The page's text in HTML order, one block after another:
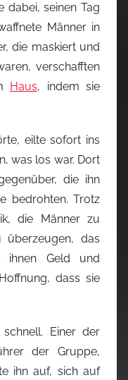
dabei, seinen Tag
Männer in
die maskiert und
verschafften
Haus, indem sie
eilte sofort ins
was los war. Dort
die ihn
bedrohten. Trotz
die Männer zu
das
Geld und
dass sie
Einer der
der Gruppe,
ihn auf, sich auf